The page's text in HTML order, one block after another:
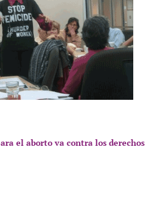
el aborto va contra los derechos